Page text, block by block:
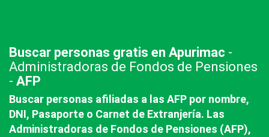
Buscar personas gratis en Apurimac -
Administradoras de Fondos de Pensiones
- AFP
Buscar personas afiliadas a las AFP por nombre,
DNI, Pasaporte o Carnet de Extranjería. Las
Administradoras de Fondos de Pensiones (AFP),